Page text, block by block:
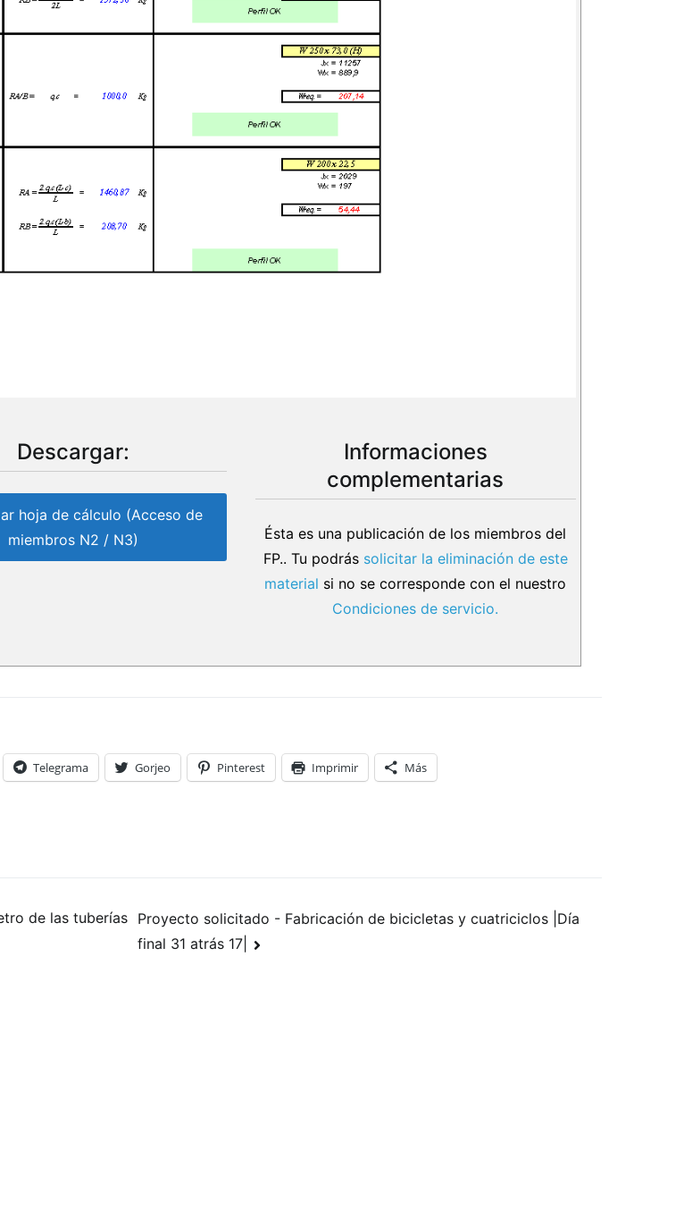
Descargar:
hoja de cálculo (Acceso de
miembros N2 / N3)
Informaciones
complementarias
Ésta es una publicación de los miembros del
FP.. Tu podrás solicitar la eliminación de este
material si no se corresponde con el nuestro
Condiciones de servicio.
Telegrama Gorjeo Pinterest Imprimir Más
de las tuberías Proyecto solicitado - Fabricación de bicicletas y cuatriciclos |Día
final 31 atrás 17|